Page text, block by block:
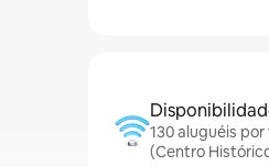
130 aluguéis
(Centro